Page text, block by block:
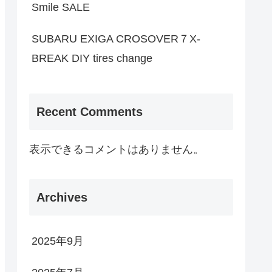
Smile SALE
SUBARU EXIGA CROSOVER７X-
BREAK DIY tires change
Recent Comments
表示できるコメントはありません。
Archives
2025年9月